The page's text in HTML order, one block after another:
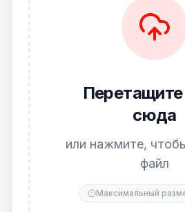
сюда
или нажмите,
файл
Максимальный